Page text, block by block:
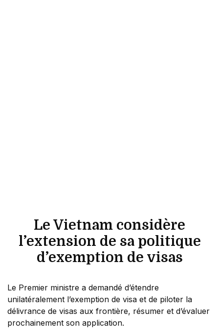
Le Vietnam considère
l’extension de sa politique
d’exemption de visas
Le Premier ministre a demandé d’étendre
unilatéralement l’exemption de visa et de piloter la
délivrance de visas aux frontière, résumer et d’évaluer
prochainement son application.